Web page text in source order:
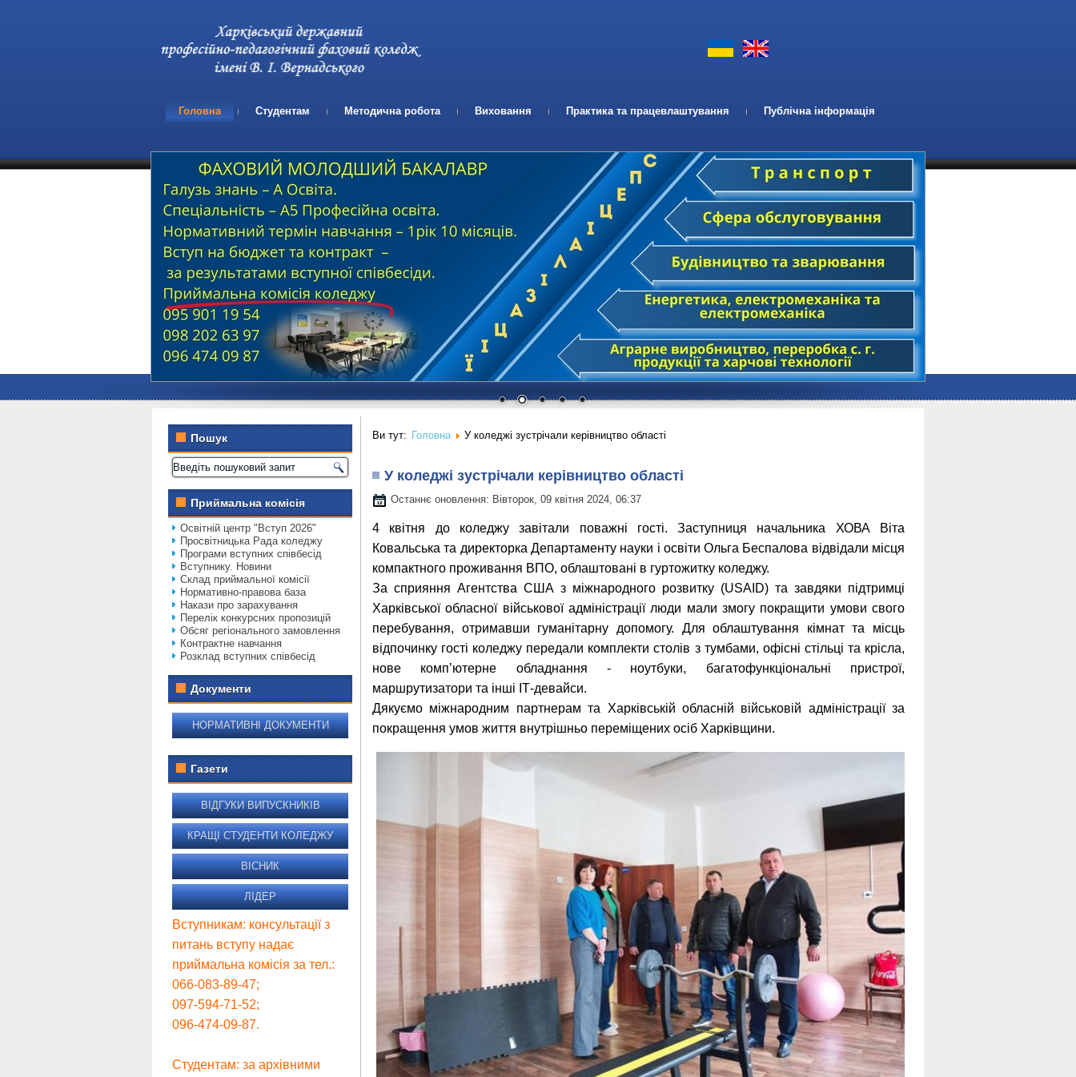
Головна Студентам Методична робота Виховання Практика та працевлаштування Публічна інформація
Пошук
Приймальна комісія
Освітній центр "Вступ 2026"
Просвітницька Рада коледжу
Програми вступних співбесід
Вступнику. Новини
Склад приймальної комісії
Нормативно-правова база
Накази про зарахування
Перелік конкурсних пропозицій
Обсяг регіонального замовлення
Контрактне навчання
Розклад вступних співбесід
Документи
НОРМАТИВНІ ДОКУМЕНТИ
Газети
ВІДГУКИ ВИПУСКНИКІВ
КРАЩІ СТУДЕНТИ КОЛЕДЖУ
ВІСНИК
ЛІДЕР
Вступникам: консультації з
питань вступу надає
приймальна комісія за тел.:
066-083-89-47;
097-594-71-52;
096-474-09-87.
Студентам: за архівними
Ви тут: Головна У коледжі зустрічали керівництво області
У коледжі зустрічали керівництво області
Останнє оновлення: Вівторок, 09 квітня 2024, 06:37
4 квітня до коледжу завітали поважні гості. Заступниця начальника ХОВА Віта
Ковальська та директорка Департаменту науки і освіти Ольга Беспалова відвідали місця
компактного проживання ВПО, облаштовані в гуртожитку коледжу.
За сприяння Агентства США з міжнародного розвитку (USAID) та завдяки підтримці
Харківської обласної військової адміністрації люди мали змогу покращити умови свого
перебування, отримавши гуманітарну допомогу. Для облаштування кімнат та місць
відпочинку гості коледжу передали комплекти столів з тумбами, офісні стільці та крісла,
нове компʼютерне обладнання - ноутбуки, багатофункціональні пристрої,
маршрутизатори та інші ІТ-девайси.
Дякуємо міжнародним партнерам та Харківській обласній військовій адміністрації за
покращення умов життя внутрішньо переміщених осіб Харківщини.